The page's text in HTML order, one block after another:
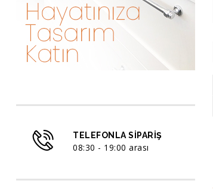
TELEFONLA SIPARIŞ
08:30 - 19:00 arası